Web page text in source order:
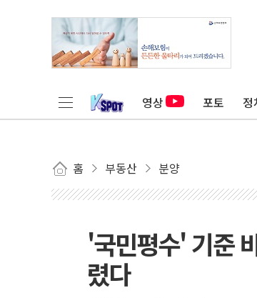
영상 포토 정
홈 부동산 분양
'국민평수' 기준
렸다